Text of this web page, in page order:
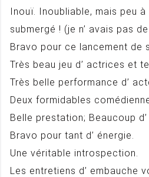
Inouï. Inoubliable, mais peu à
submergé ! (je n’ avais pas
Bravo pour ce lancement de
Très beau jeu d’ actrices et
Très belle performance d’
Deux formidables
Belle prestation; Beaucoup
Bravo pour tant d’ énergie.
Une véritable introspection.
Les entretiens d’ embauche